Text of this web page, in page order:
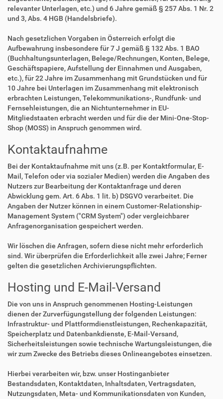
relevanter Unterlagen, etc.) und 6 Jahre gemäß § 257 Abs. 1 Nr. 2
und 3, Abs. 4 HGB (Handelsbriefe).
Nach gesetzlichen Vorgaben in Österreich erfolgt die
Aufbewahrung insbesondere für 7 J gemäß § 132 Abs. 1 BAO
(Buchhaltungsunterlagen, Belege/Rechnungen, Konten, Belege,
Geschäftspapiere, Aufstellung der Einnahmen und Ausgaben,
etc.), für 22 Jahre im Zusammenhang mit Grundstücken und für
10 Jahre bei Unterlagen im Zusammenhang mit elektronisch
erbrachten Leistungen, Telekommunikations-, Rundfunk- und
Fernsehleistungen, die an Nichtunternehmer in EU-
Mitgliedstaaten erbracht werden und für die der Mini-One-Stop-
Shop (MOSS) in Anspruch genommen wird.
Kontaktaufnahme
Bei der Kontaktaufnahme mit uns (z.B. per Kontaktformular, E-
Mail, Telefon oder via sozialer Medien) werden die Angaben des
Nutzers zur Bearbeitung der Kontaktanfrage und deren
Abwicklung gem. Art. 6 Abs. 1 lit. b) DSGVO verarbeitet. Die
Angaben der Nutzer können in einem Customer-Relationship-
Management System ("CRM System") oder vergleichbarer
Anfragenorganisation gespeichert werden.
Wir löschen die Anfragen, sofern diese nicht mehr erforderlich
sind. Wir überprüfen die Erforderlichkeit alle zwei Jahre; Ferner
gelten die gesetzlichen Archivierungspflichten.
Hosting und E-Mail-Versand
Die von uns in Anspruch genommenen Hosting-Leistungen
dienen der Zurverfügungstellung der folgenden Leistungen:
Infrastruktur- und Plattformdienstleistungen, Rechenkapazität,
Speicherplatz und Datenbankdienste, E-Mail-Versand,
Sicherheitsleistungen sowie technische Wartungsleistungen, die
wir zum Zwecke des Betriebs dieses Onlineangebotes einsetzen.
Hierbei verarbeiten wir, bzw. unser Hostinganbieter
Bestandsdaten, Kontaktdaten, Inhaltsdaten, Vertragsdaten,
Nutzungsdaten, Meta- und Kommunikationsdaten von Kunden,